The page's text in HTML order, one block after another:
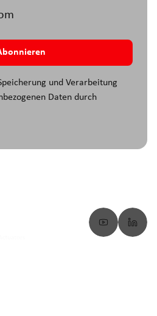
und Verarbeitung
Daten durch